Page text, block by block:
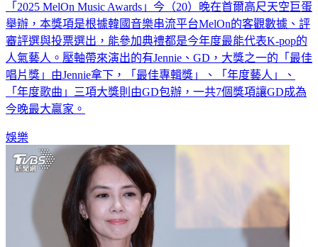
「2025 MelOn Music Awards」今（20）晚在首爾高尺天空巨蛋
舉辦，本獎項是根據韓國音樂串流平台MelOn的客觀數據、評
審評選與投票選出，能參加典禮都是今年度最能代表K-pop的
人氣藝人。壓軸帶來演出的有Jennie、GD，大獎之一的「最佳
唱片獎」由Jennie拿下，「最佳專輯獎」、「年度藝人」、
「年度歌曲」三項大獎則由GD包辦，一共7個獎項讓GD成為
今晚最大贏家。
娛樂